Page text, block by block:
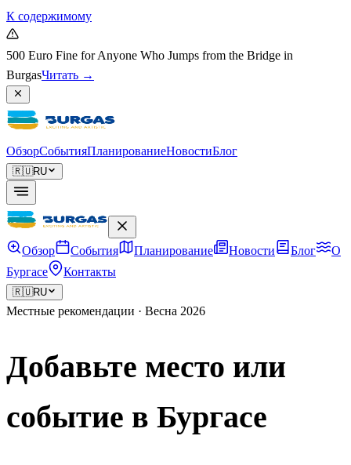
К содержимому
500 Euro Fine for Anyone Who Jumps from the Bridge in
BurgasЧитать →
ОбзорСобытияПланированиеНовостиБлог
🇷🇺RU
Обзор События Планирование Новости Блог
О
Бургасе
Контакты
🇷🇺RU
Местные рекомендации · Весна 2026
Добавьте место или
событие в Бургасе